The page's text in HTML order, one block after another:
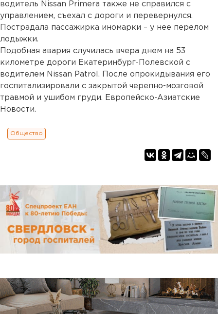
водитель Nissan Primera также не справился с
управлением, съехал с дороги и перевернулся.
Пострадала пассажирка иномарки – у нее перелом
лодыжки.
Подобная авария случилась вчера днем на 53
километре дороги Екатеринбург-Полевской с
водителем Nissan Patrol. После опрокидывания его
госпитализировали с закрытой черепно-мозговой
травмой и ушибом груди. Европейско-Азиатские
Новости.
Общество